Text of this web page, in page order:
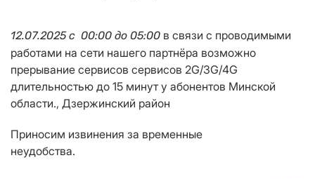
12.07.2025 с 00:00 до 05:00 в связи с проводимыми
работами на сети нашего партнёра возможно
прерывание сервисов сервисов 2G/3G/4G
длительностью до 15 минут у абонентов Минской
области., Дзержинский район
Приносим извинения за временные
неудобства.